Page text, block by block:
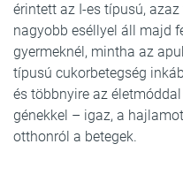
érintett az I-es típusú,
nagyobb eséllyel áll majd
gyermeknél, mintha az
típusú cukorbetegség
és többnyire az
génekkel – igaz, a
otthonról a betegek.